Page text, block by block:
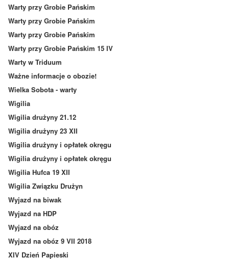
Warty przy Grobie Pańskim
Warty przy Grobie Pańskim
Warty przy Grobie Pańskim
Warty przy Grobie Pańskim 15 IV
Warty w Triduum
Ważne informacje o obozie!
Wielka Sobota - warty
Wigilia
Wigilia drużyny 21.12
Wigilia drużyny 23 XII
Wigilia drużyny i opłatek okręgu
Wigilia drużyny i opłatek okręgu
Wigilia Hufca 19 XII
Wigilia Związku Drużyn
Wyjazd na biwak
Wyjazd na HDP
Wyjazd na obóz
Wyjazd na obóz 9 VII 2018
XIV Dzień Papieski